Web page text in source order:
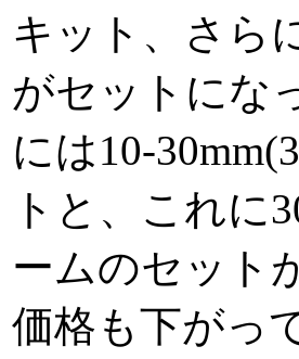
キット、さら
がセットにな
には10-
トと、これに
ームのセット
価格も下がっ